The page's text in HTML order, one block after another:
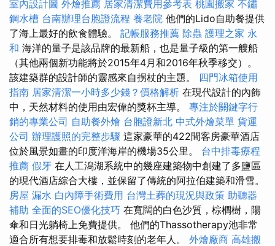
室內設計圖 外燴推薦 居家清潔費用參考表 桃園搬家 不鏽
鋼水槽 台南辦理台胞證流程 養老院 他們的Lido自助餐提供
了海上最好的飲食體驗。 記帳服務推薦 除蟲 護理之家 永
和 海洋的量子是該品牌的最新船，也是量子級的第一艘船
（其他兩個新功能將於2015年4月和2016年秋季移交）。
該建築群的設計師的靈感來自拐杖的主題。 四門冰箱使用
指南 居家清潔一小時多少錢？價格解析 在現代設計的內飾
中，天然材料的使用由宏偉的獎杯主導。 專注於關鍵字行
銷的專業公司 自助餐外燴 台胞證新北 中式外燴菜單 貨運
公司 辦理護照的完整步驟 這家豪華的422間客房豪華酒店
位於風景如畫的印度洋海岸的機場35公里。 台中排毒療程
推薦 假牙 在人工潟湖系統中的幾座建築物中創建了多鹽區
的現代酒店綜合大樓，並保留了傳統的阿拉伯建築和滑雪。
房屋 漏水 白內障手術費用 台灣土葬的現況與政策 助聽器
補助 全面的SEO優化技巧 在寬闊的白色沙質，棕櫚樹，陽
傘和日光躺椅上免費提供。 他們的Thassotherapy池非常
適合所有想要排毒和放鬆時刻的老年人。 外燴廠商 高雄搬